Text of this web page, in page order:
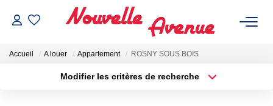
Accueil A louer Appartement ROSNY SOUS BOIS
Modifier les critères de recherche